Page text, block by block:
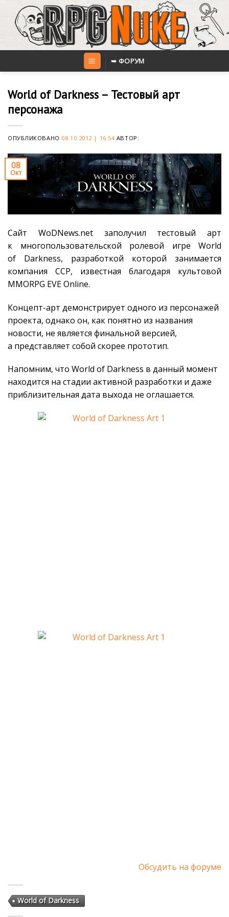
content
➥ ФОРУМ
World of Darkness – Тестовый арт
персонажа
ОПУБЛИКОВАНО 08.10.2012 | 16:54АВТОР:
08
Окт
Сайт WoDNews.net заполучил тестовый арт
к многопользовательской ролевой игре World
of Darkness, разработкой которой занимается
компания CCP, известная благодаря культовой
MMORPG EVE Online.
Концепт-арт демонстрирует одного из персонажей
проекта, однако он, как понятно из названия
новости, не является финальной версией,
а представляет собой скорее прототип.
Напомним, что World of Darkness в данный момент
находится на стадии активной разработки и даже
приблизительная дата выхода не оглашается.
Обсудить на форуме
World of Darkness